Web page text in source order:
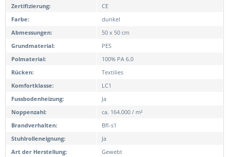
Zertifizierung:
CE
Farbe:
dunkel
Abmessungen:
50 x 50 cm
Grundmaterial:
PES
Polmaterial:
100% PA 6.0
Rücken:
Textilies
Komfortklasse:
LC1
Fussbodenheizung:
Ja
Noppenzahl:
ca. 164.000 / m²
Brandverhalten:
Bfl-s1
Stuhlrolleneignung:
Ja
Art der Herstellung:
Gewebt